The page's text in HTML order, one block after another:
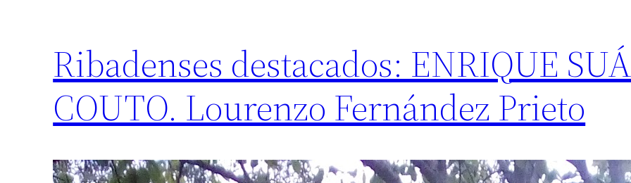
Ribadenses destacados: ENRIQUE
COUTO. Lourenzo Fernández Prieto